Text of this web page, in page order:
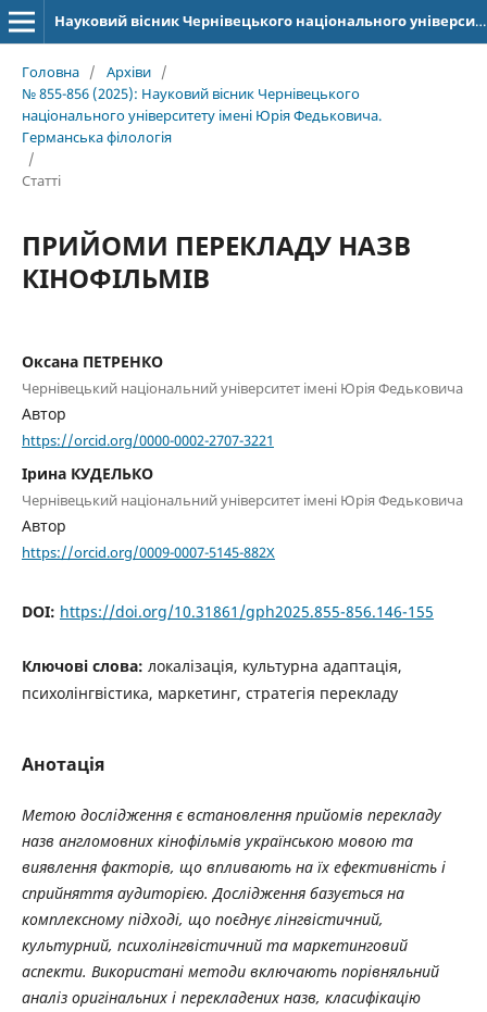
Науковий вісник Чернівецького національного університету імені Юрія Федьковича. Серія: Германська філологія
Головна / Архіви /
№ 855-856 (2025): Науковий вісник Чернівецького
національного університету імені Юрія Федьковича.
Германська філологія
/
Статті
ПРИЙОМИ ПЕРЕКЛАДУ НАЗВ
КІНОФІЛЬМІВ
Оксана ПЕТРЕНКО
Чернівецький національний університет імені Юрія Федьковича
Автор
https://orcid.org/0000-0002-2707-3221
Ірина КУДЕЛЬКО
Чернівецький національний університет імені Юрія Федьковича
Автор
https://orcid.org/0009-0007-5145-882X
DOI: https://doi.org/10.31861/gph2025.855-856.146-155
Ключові слова: локалізація, культурна адаптація,
психолінгвістика, маркетинг, стратегія перекладу
Анотація
Метою дослідження є встановлення прийомів перекладу
назв англомовних кінофільмів українською мовою та
виявлення факторів, що впливають на їх ефективність і
сприйняття аудиторією.Дослідження базується на
комплексному підході, що поєднує лінгвістичний,
культурний, психолінгвістичний та маркетинговий
аспекти. Використані методи включають порівняльний
аналіз оригінальних і перекладених назв, класифікацію